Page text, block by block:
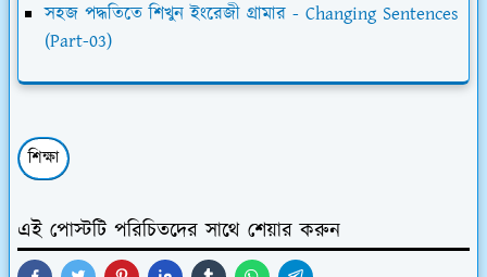
সহজ পদ্ধতিতে শিখুন ইংরেজী গ্রামার - Changing Sentences
(Part-03)
শিক্ষা
এই পোস্টটি পরিচিতদের সাথে শেয়ার করুন